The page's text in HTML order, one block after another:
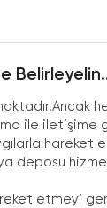
ile iletişime
hareket
deposu
etmeyi